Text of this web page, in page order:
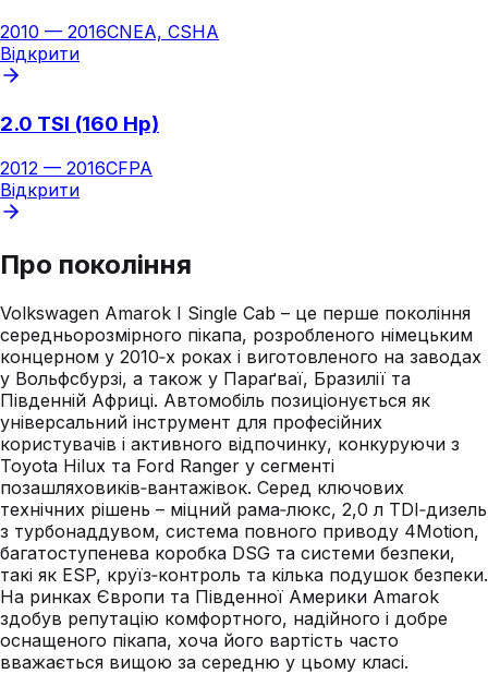
2010 — 2016CNEA, CSHA
Відкрити
2.0 TSI (160 Hp)
2012 — 2016CFPA
Відкрити
Про покоління
Volkswagen Amarok I Single Cab – це перше покоління
середньорозмірного пікапа, розробленого німецьким
концерном у 2010‑х роках і виготовленого на заводах
у Вольфсбурзі, а також у Параґваї, Бразилії та
Південній Африці. Автомобіль позиціонується як
універсальний інструмент для професійних
користувачів і активного відпочинку, конкуруючи з
Toyota Hilux та Ford Ranger у сегменті
позашляховиків‑вантажівок. Серед ключових
технічних рішень – міцний рама‑люкс, 2,0 л TDI‑дизель
з турбонаддувом, система повного приводу 4Motion,
багатоступенева коробка DSG та системи безпеки,
такі як ESP, круїз‑контроль та кілька подушок безпеки.
На ринках Європи та Південної Америки Amarok
здобув репутацію комфортного, надійного і добре
оснащеного пікапа, хоча його вартість часто
вважається вищою за середню у цьому класі.